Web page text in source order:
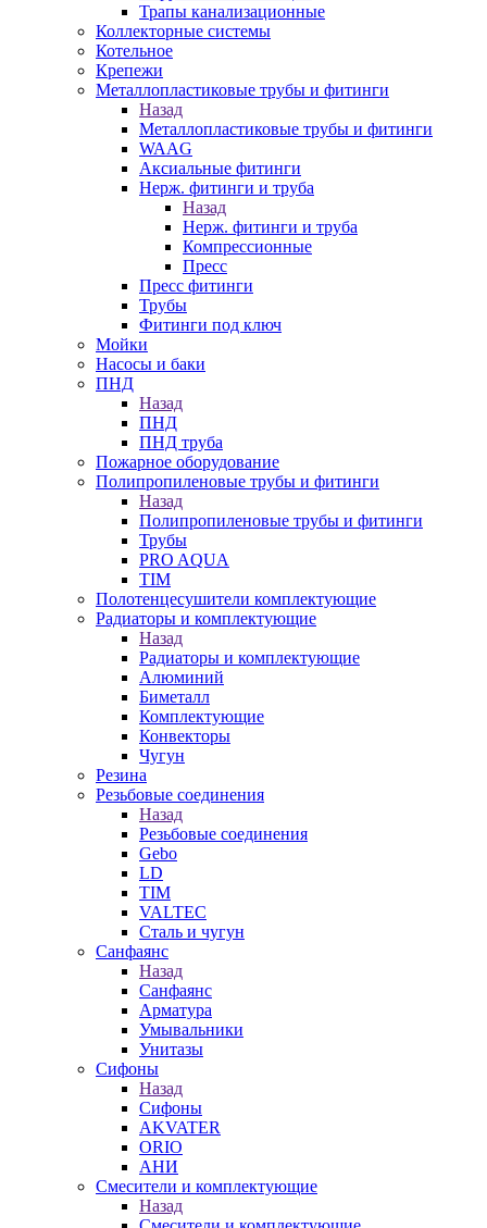
Трапы канализационные
Коллекторные системы
Котельное
Крепежи
Металлопластиковые трубы и фитинги
Назад
Металлопластиковые трубы и фитинги
WAAG
Аксиальные фитинги
Нерж. фитинги и труба
Назад
Нерж. фитинги и труба
Компрессионные
Пресс
Пресс фитинги
Трубы
Фитинги под ключ
Мойки
Насосы и баки
ПНД
Назад
ПНД
ПНД труба
Пожарное оборудование
Полипропиленовые трубы и фитинги
Назад
Полипропиленовые трубы и фитинги
Трубы
PRO AQUA
TIM
Полотенцесушители комплектующие
Радиаторы и комплектующие
Назад
Радиаторы и комплектующие
Алюминий
Биметалл
Комплектующие
Конвекторы
Чугун
Резина
Резьбовые соединения
Назад
Резьбовые соединения
Gebo
LD
TIM
VALTEC
Сталь и чугун
Санфаянс
Назад
Санфаянс
Арматура
Умывальники
Унитазы
Сифоны
Назад
Сифоны
AKVATER
ORIO
АНИ
Смесители и комплектующие
Назад